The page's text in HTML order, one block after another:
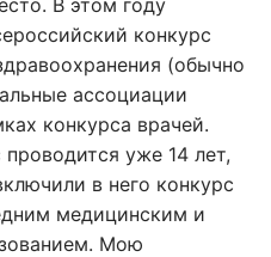
В этом году
конкурс
(обычно
ассоциации
конкурса врачей.
уже 14 лет,
в него конкурс
медицинским и
Мою